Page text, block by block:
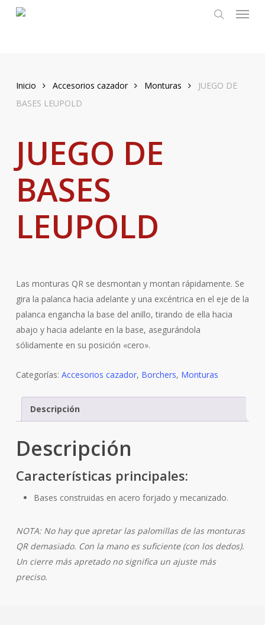
Menu
Inicio Accesorios cazador Monturas
JUEGO DE
BASES LEUPOLD
JUEGO DE
BASES
LEUPOLD
Las monturas QR se desmontan y montan rápidamente. Se
gira la palanca hacia adelante y una excéntrica en el eje de la
palanca engancha la base del anillo, tirando de ella hacia
abajo y hacia adelante en la base, asegurándola
sólidamente en su posición «cero».
Categorías: Accesorios cazador, Borchers, Monturas
Descripción
Descripción
Características principales:
Bases construidas en acero forjado y mecanizado.
NOTA: No hay que apretar las palomillas de las monturas
QR demasiado. Con la mano es suficiente (con los dedos).
Un cierre más apretado no significa un ajuste más
preciso.